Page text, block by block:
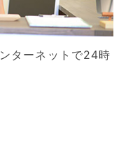
ターネットで24時